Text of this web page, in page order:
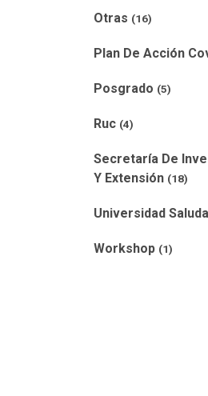
Otras (16)
Plan De Acción
Posgrado (5)
Ruc (4)
Secretaría De
Y Extensión (18)
Universidad
Workshop (1)